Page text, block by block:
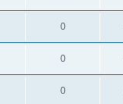
0
0
0